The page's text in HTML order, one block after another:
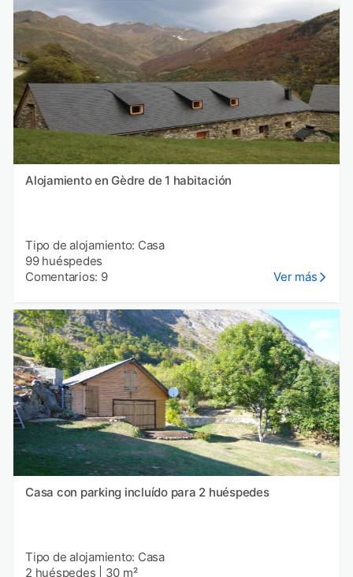
Alojamiento en Gèdre de 1 habitación
Tipo de alojamiento: Casa
99 huéspedes
Comentarios: 9
Ver más
Casa con parking incluído para 2 huéspedes
Tipo de alojamiento: Casa
2 huéspedes
30 m²